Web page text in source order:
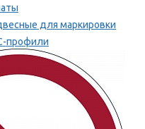
для маркировки
профили